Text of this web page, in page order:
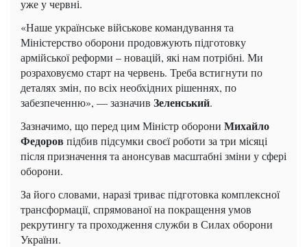
уже у червні.
«Наше українське військове командування та
Міністерство оборони продовжують підготовку
армійської реформи – новацій, які нам потрібні. Ми
розраховуємо старт на червень. Треба встигнути по
деталях змін, по всіх необхідних рішеннях, по
забезпеченню», — зазначив Зеленський.
Зазначимо, що перед цим Міністр оборони Михайло
Федоров підбив підсумки своєї роботи за три місяці
після призначення та анонсував масштабні зміни у сфері
оборони.
За його словами, наразі триває підготовка комплексної
трансформації, спрямованої на покращення умов
рекрутингу та проходження служби в Силах оборони
України.